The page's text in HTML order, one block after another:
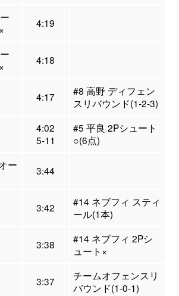
4:19
4:18
4:17
#8 高野 ディフェン
スリバウンド(1-2-3)
4:02
5-11
#5 平良 2Pシュート
○(6点)
ー
3:44
3:42
#14 ネブフィ スティ
ール(1本)
3:38
#14 ネブフィ 2Pシ
ュート×
3:37
チームオフェンスリ
バウンド(1-0-1)